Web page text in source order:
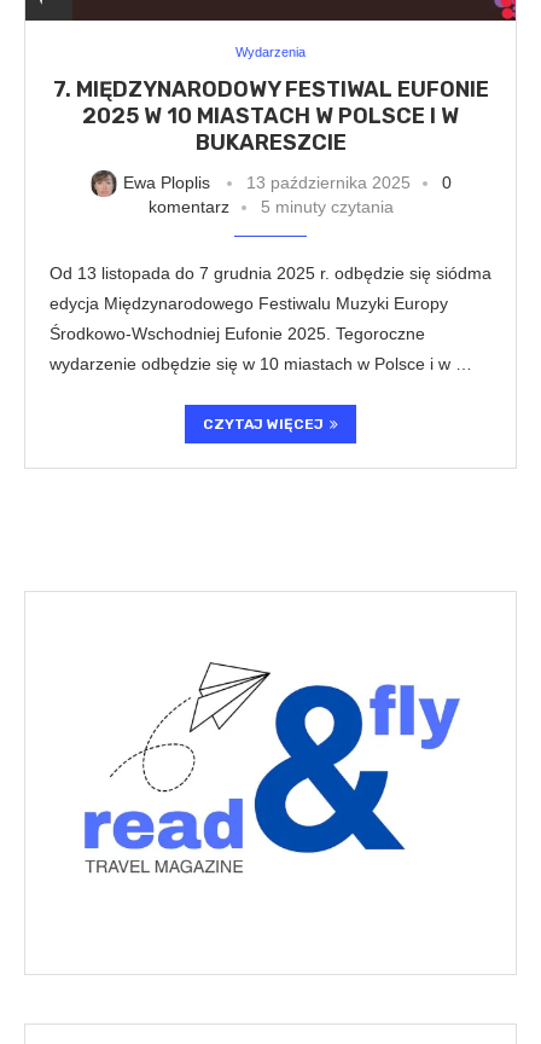
Wydarzenia
7. MIĘDZYNARODOWY FESTIWAL EUFONIE
2025 W 10 MIASTACH W POLSCE I W
BUKARESZCIE
Ewa Ploplis 13 października 2025
0
komentarz
5 minuty czytania
Od 13 listopada do 7 grudnia 2025 r. odbędzie się siódma
edycja Międzynarodowego Festiwalu Muzyki Europy
Środkowo-Wschodniej Eufonie 2025. Tegoroczne
wydarzenie odbędzie się w 10 miastach w Polsce i w …
CZYTAJ WIĘCEJ